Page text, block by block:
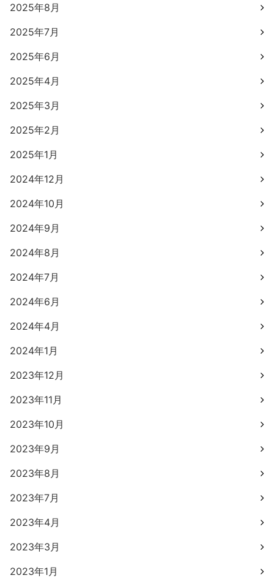
2025年8月
2025年7月
2025年6月
2025年4月
2025年3月
2025年2月
2025年1月
2024年12月
2024年10月
2024年9月
2024年8月
2024年7月
2024年6月
2024年4月
2024年1月
2023年12月
2023年11月
2023年10月
2023年9月
2023年8月
2023年7月
2023年4月
2023年3月
2023年1月